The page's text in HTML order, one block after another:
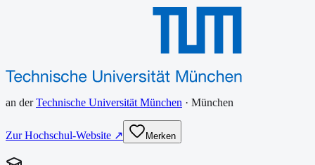
an derTechnische Universität München · München
Zur Hochschul-Website ↗ Merken